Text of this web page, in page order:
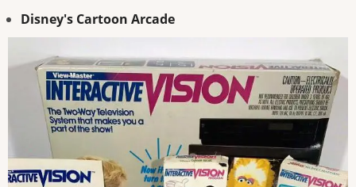
Disney's Cartoon Arcade